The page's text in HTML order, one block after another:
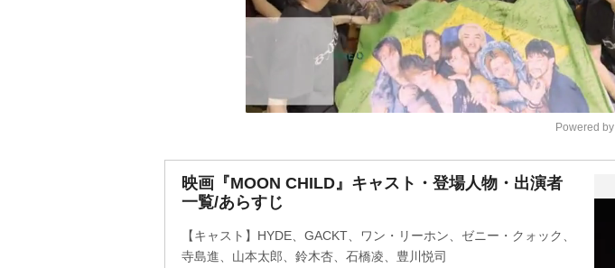
u
Powered by
映画『MOON CHILD』キャスト・登場人物・出演者
一覧/あらすじ
【キャスト】HYDE、GACKT、ワン・リーホン、ゼニー・クォック、
寺島進、山本太郎、鈴木杏、石橋凌、豊川悦司